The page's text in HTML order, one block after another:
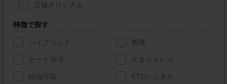
店舗オリジナル
特徴で探す
ハイブリッド 禁煙
カード決済 スタッドレス
給油可能 ETCレンタル